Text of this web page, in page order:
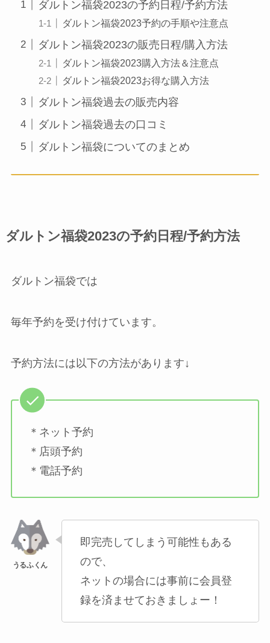
ダルトン福袋2023の予約日程/予約方法
ダルトン福袋2023予約の手順や注意点
ダルトン福袋2023の販売日程/購入方法
ダルトン福袋2023購入方法＆注意点
ダルトン福袋2023お得な購入方法
ダルトン福袋過去の販売内容
ダルトン福袋過去の口コミ
ダルトン福袋についてのまとめ
ダルトン福袋2023の予約日程/予約方法
ダルトン福袋では
毎年予約を受け付けています。
予約方法には以下の方法があります↓
＊ネット予約
＊店頭予約
＊電話予約
即完売してしまう可能性もある
ので、
ネットの場合には事前に会員登
録を済ませておきましょー！